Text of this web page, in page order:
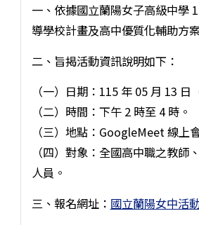
一、依據國立蘭陽女子高級中學
導學校計畫及高中優質化輔助方
二、旨揭活動資訊說明如下：
（一）日期：115 年 05 月 13 日
（二）時間：下午 2 時至 4 時。
（三）地點：GoogleMeet 線上
（四）對象：全國高中職之教師
人員。
三、報名網址： 國立蘭陽女中活